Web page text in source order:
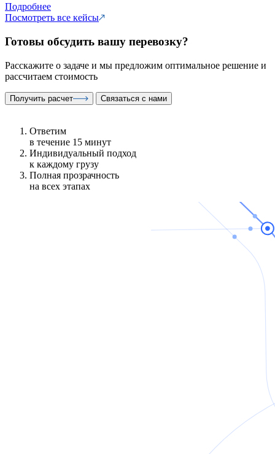
Подробнее
Посмотреть все кейсы
Готовы обсудить вашу перевозку?
Расскажите о задаче и мы предложим оптимальное решение и
рассчитаем стоимость
Получить расчет Связаться с нами
Ответим
в течение 15 минут
Индивидуальный подход
к каждому грузу
Полная прозрачность
на всех этапах